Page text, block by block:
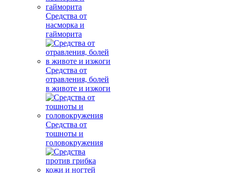
Средства от
насморка и
гайморита
Средства от
отравления, болей
в животе и изжоги
Средства от
тошноты и
головокружения